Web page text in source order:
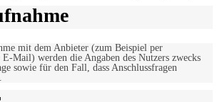
mit dem Anbieter (zum Beispiel per
Mail) werden die Angaben des Nutzers zwecks
sowie für den Fall, dass Anschlussfragen